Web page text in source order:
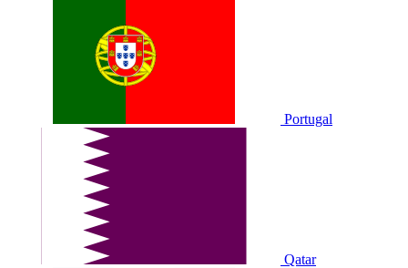
Portugal
Qatar